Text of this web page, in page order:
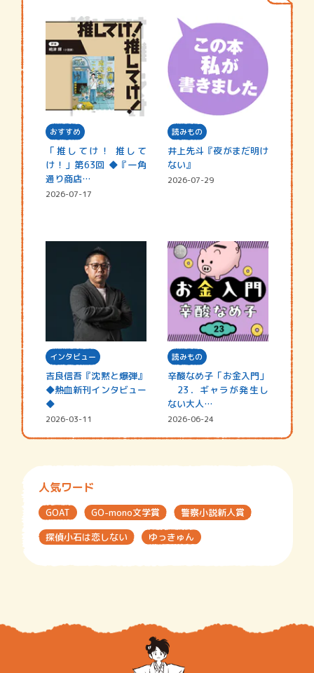
おすすめ
「推してけ！ 推して
け！」第63回 ◆『一角
通り商店…
2026-07-17
読みもの
井上先斗『夜がまだ明け
ない』
2026-07-29
インタビュー
吉良信吾『沈黙と爆弾』
◆熱血新刊インタビュー
◆
2026-03-11
読みもの
辛酸なめ子「お金入門」
23．ギャラが発生し
ない大人…
2026-06-24
人気ワード
GOAT GO-mono文学賞
警察小説新人賞
探偵小石は恋しない
ゆっきゅん